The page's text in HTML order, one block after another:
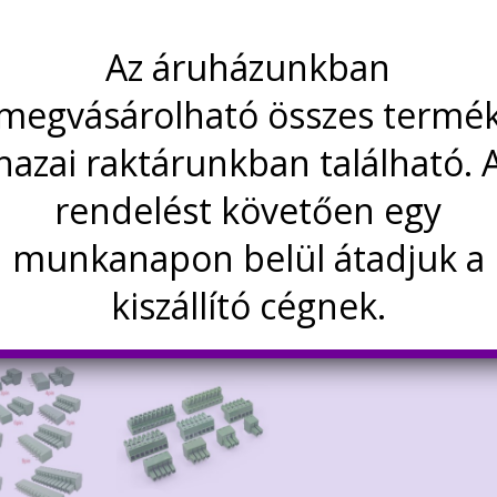
határértékei:
300V
8A
ónozott bronz
PA66, UL94V-0
még…
Az áruházunkban
összes
raktárunkban található.
rendelést követően egy
munkanapon belül átadjuk a
kiszállító cégnek.